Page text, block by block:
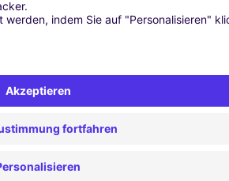
buchen
anzeigen